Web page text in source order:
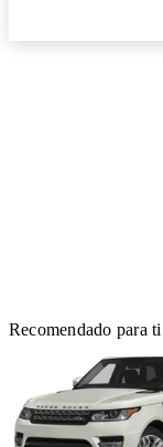
Recomendado para ti